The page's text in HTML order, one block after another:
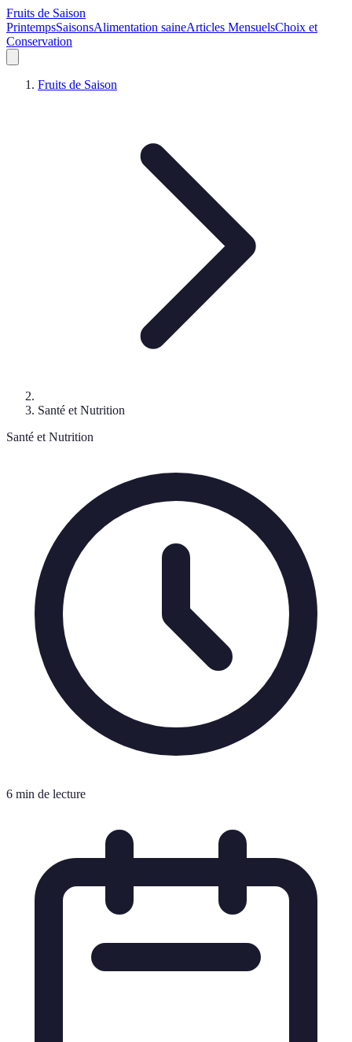
Fruits de Saison
PrintempsSaisonsAlimentation saineArticles MensuelsChoix et
Conservation
Fruits de Saison
Santé et Nutrition
Santé et Nutrition
6 min de lecture